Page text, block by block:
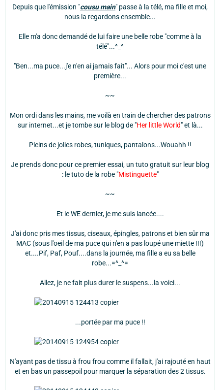
Depuis que l'émission "cousu main" passe à la télé, ma fille et moi,
nous la regardons ensemble...
Elle m'a donc demandé de lui faire une belle robe "comme à la
télé"...^_^
"Ben...ma puce...j'e n'en ai jamais fait"... Alors pour moi c'est une
première...
~~
Mon ordi dans les mains, me voilà en train de chercher des patrons
sur internet...et je tombe sur le blog de "Her little World" et là...
Pleins de jolies robes, tuniques, pantalons...Wouahh !!
Je prends donc pour ce premier essai, un tuto gratuit sur leur blog
: le tuto de la robe "Mistinguette"
~~
Et le WE dernier, je me suis lancée....
J'ai donc pris mes tissus, ciseaux, épingles, patrons et bien sûr ma
MAC (sous l'oeil de ma puce qui n'en a pas loupé une miette !!!)
et....Pif, Paf, Pouf....dans la journée, ma fille a eu sa belle
robe...=^_^=
Allez, je ne fait plus durer le suspens...la voici...
...portée par ma puce !!
N'ayant pas de tissu à frou frou comme il fallait, j'ai rajouté en haut
et en bas un passepoil pour marquer la séparation des 2 tissus.